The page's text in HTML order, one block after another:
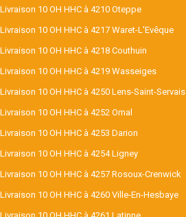
Livraison 10 OH HHC à 4210 Oteppe
Livraison 10 OH HHC à 4217 Waret-L'Evêque
Livraison 10 OH HHC à 4218 Couthuin
Livraison 10 OH HHC à 4219 Wasseiges
Livraison 10 OH HHC à 4250 Lens-Saint-Servais
Livraison 10 OH HHC à 4252 Omal
Livraison 10 OH HHC à 4253 Darion
Livraison 10 OH HHC à 4254 Ligney
Livraison 10 OH HHC à 4257 Rosoux-Crenwick
Livraison 10 OH HHC à 4260 Ville-En-Hesbaye